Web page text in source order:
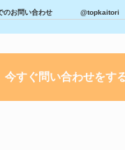
のお問い合わせ @topkaitori
今すぐ問い合わせをす